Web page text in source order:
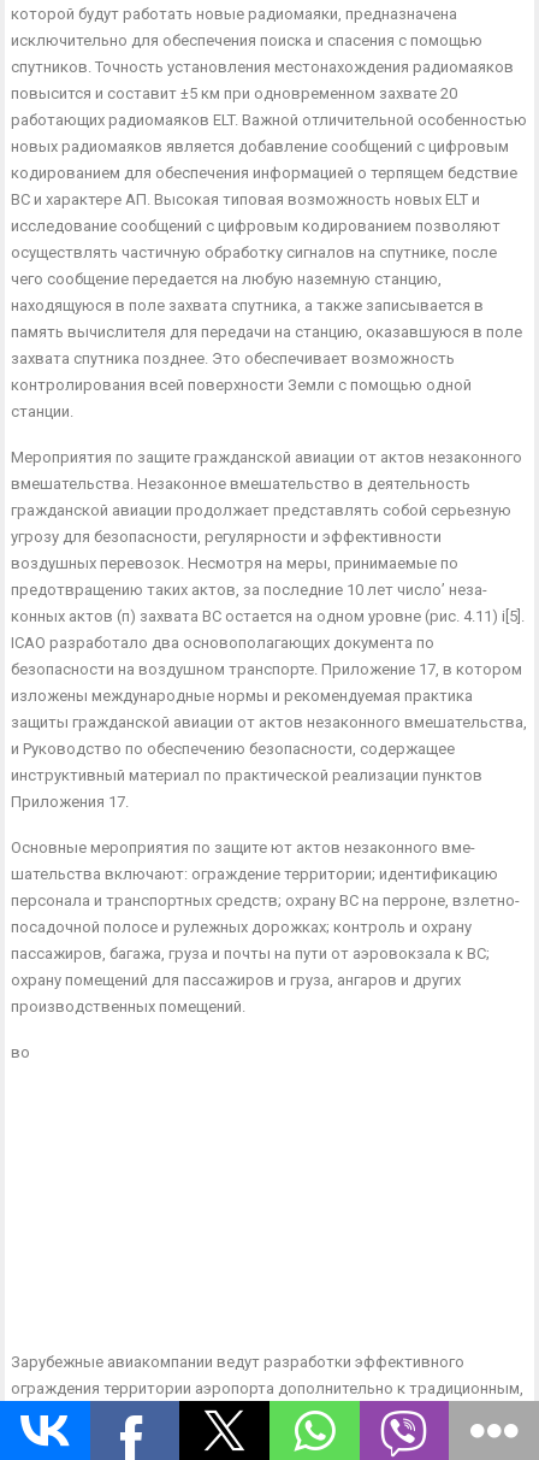
которой будут работать новые радиомаяки, пред­назначена
исключительно для обеспечения поиска и спасения с помощью
спутников. Точность установления местонахождения радиомаяков
повысится и составит ±5 км при одновременном захвате 20
работающих радиомаяков ELT. Важной отличитель­ной особенностью
новых радиомаяков является добавление со­общений с цифровым
кодированием для обеспечения информа­цией о терпящем бедствие
ВС и характере АП. Высокая типо­вая возможность новых ELT и
исследование сообщений с циф­ровым кодированием позволяют
осуществлять частичную обра­ботку сигналов на спутнике, после
чего сообщение передается на любую наземную станцию,
находящуюся в поле захвата спутника, а также записывается в
память вычислителя для пе­редачи на станцию, оказавшуюся в поле
захвата спутника по­зднее. Это обеспечивает возможность
контролирования всей поверхности Земли с помощью одной
станции.
Мероприятия по защите гражданской авиации от актов не­законного
вмешательства. Незаконное вмешательство в дея­тельность
гражданской авиации продолжает представлять собой серьезную
угрозу для безопасности, регулярности и эффективно­сти
воздушных перевозок. Несмотря на меры, принимаемые по
предотвращению таких актов, за последние 10 лет число’ неза­
конных актов (п) захвата ВС остается на одном уровне (рис. 4.11) і[5].
ICAO разработало два основополагающих документа по
безопасности на воздушном транспорте. Приложение 17, в котором
изложены международные нормы и рекомендуемая практика
защиты гражданской авиации от актов незаконного вмешательства,
и Руководство по обеспечению безопасности, со­держащее
инструктивный материал по практической реализа­ции пунктов
Приложения 17.
Основные мероприятия по защите ют актов незаконного вме­
шательства включают: ограждение территории; идентификацию
персонала и транспортных средств; охрану ВС на перроне, взлетно-
посадочной полосе и рулежных дорожках; контроль и охрану
пассажиров, багажа, груза и почты на пути от аэровок­зала к ВС;
охрану помещений для пассажиров и груза, ангаров и других
производственных помещений.
во
Зарубежные авиакомпании ведут разработки эффективного
ограждения территории аэропорта дополнительно к традицион­ным,
представляющим металлическую сетку высотой более 2,4 м с
натянутой колючей проволокой ;в верхней части. Представля­ет